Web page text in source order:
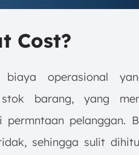
Cost?
operasional
barang, yang
pelanggan.
sehingga sulit